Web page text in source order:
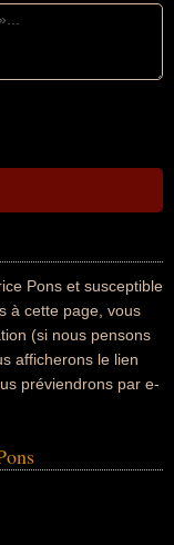
Pons et susceptible
à cette page, vous
(si nous pensons
afficherons le lien
préviendrons par e-